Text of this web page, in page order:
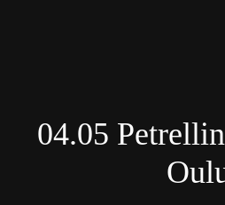
04.05